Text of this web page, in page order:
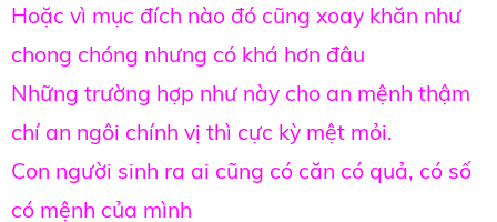
Hoặc vì mục đích nào đó cũng xoay khăn như
chong chóng nhưng có khá hơn đâu
Những trường hợp như này cho an mệnh thậm
chí an ngôi chính vị thì cực kỳ mệt mỏi.
Con người sinh ra ai cũng có căn có quả, có số
có mệnh của mình